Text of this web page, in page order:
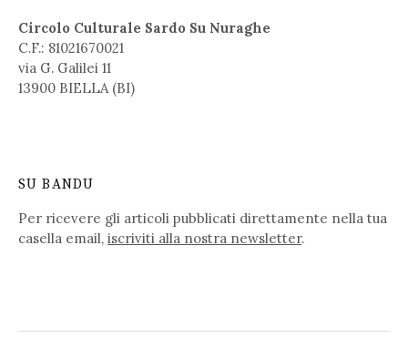
Circolo Culturale Sardo Su Nuraghe
C.F.: 81021670021
via G. Galilei 11
13900 BIELLA (BI)
SU BANDU
Per ricevere gli articoli pubblicati direttamente nella tua
casella email, iscriviti alla nostra newsletter.